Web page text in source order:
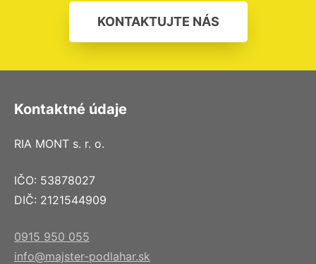
KONTAKTUJTE NÁS
Kontaktné údaje
RIA MONT s. r. o.
IČO: 53878027
DIČ: 2121544909
0915 950 055
info@majster-podlahar.sk